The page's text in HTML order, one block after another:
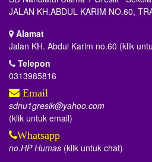
JALAN KH.ABDUL KARIM NO.60,
Alamat
Jalan KH. Abdul Karim no.60 (klik
Telepon
0313985816
Email
sdnu1gresik@yahoo.com
(klik untuk email)
Whatsapp
no.HP Humas (klik untuk chat)